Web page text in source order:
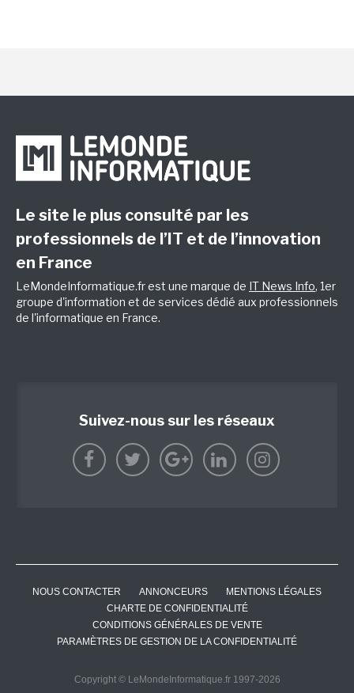
Le site le plus consulté par les
professionnels de l’IT et de l’innovation
en France
LeMondeInformatique.fr est une marque de IT News Info, 1er
groupe d'information et de services dédié aux professionnels
de l'informatique en France.
Suivez-nous sur les réseaux
NOUS CONTACTER ANNONCEURS
MENTIONS LÉGALES
CHARTE DE CONFIDENTIALITÉ
CONDITIONS GÉNÉRALES DE VENTE
PARAMÈTRES DE GESTION DE LA CONFIDENTIALITÉ
Copyright © LeMondeInformatique.fr 1997-2026